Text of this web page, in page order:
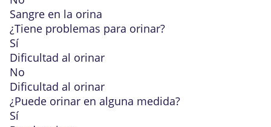
Sangre en la orina
¿Tiene problemas para orinar?
Sí
Dificultad al orinar
No
Dificultad al orinar
¿Puede orinar en alguna medida?
Sí